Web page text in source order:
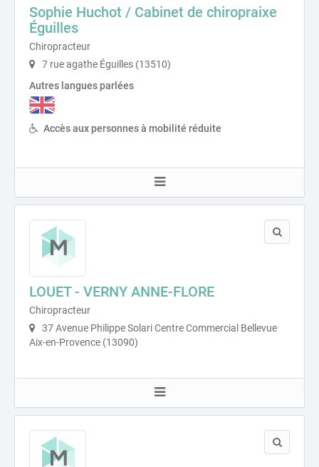
Sophie Huchot / Cabinet de chiropraixe
Éguilles
Chiropracteur
7 rue agathe Éguilles (13510)
Autres langues parlées
Accès aux personnes à mobilité réduite
LOUET - VERNY ANNE-FLORE
Chiropracteur
37 Avenue Philippe Solari Centre Commercial Bellevue
Aix-en-Provence (13090)